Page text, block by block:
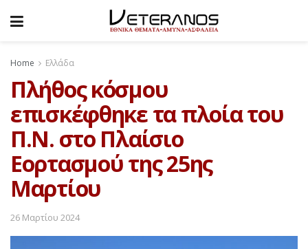
Home Ελλάδα
Πλήθος κόσμου
επισκέφθηκε τα πλοία του
Π.Ν. στο Πλαίσιο
Εορτασμού της 25ης
Μαρτίου
26 Μαρτίου 2024